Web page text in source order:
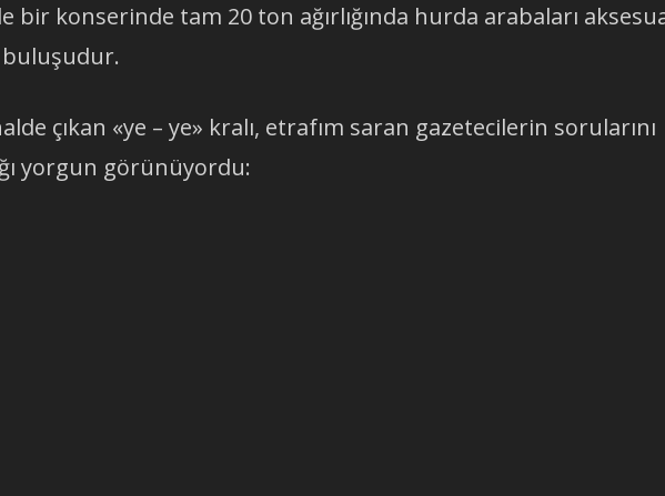
bir konserinde tam 20 ton ağırlığında hurda arabaları
buluşudur.
çıkan «ye – ye» kralı, etrafım saran gazetecilerin sorularını
yorgun görünüyordu: